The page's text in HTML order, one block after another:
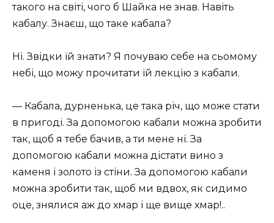
такого на світі, чого б Шайка не знав. Навіть
кабалу. Знаєш, що таке кабала?
Ні. Звідки їй знати? Я почуваю себе на сьомому
небі, що можу прочитати їй лекцію з кабали.
— Кабала, дурненька, це така річ, що може стати
в пригоді. За допомогою кабали можна зробити
так, щоб я тебе бачив, а ти мене ні. За
допомогою кабали можна дістати вино з
каменя і золото із стіни. За допомогою кабали
можна зробити так, щоб ми вдвох, як сидимо
оце, знялися аж до хмар і ще вище хмар!..